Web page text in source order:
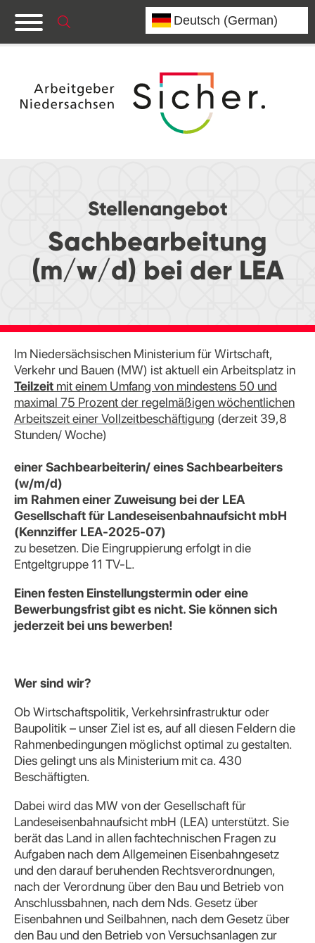
Stellenangebot
Sachbearbeitung
(m/w/d) bei der LEA
Im Niedersächsischen Ministerium für Wirtschaft,
Verkehr und Bauen (MW) ist aktuell ein Arbeitsplatz in
Teilzeit mit einem Umfang von mindestens 50 und
maximal 75 Prozent der regelmäßigen wöchentlichen
Arbeitszeit einer Vollzeitbeschäftigung (derzeit 39,8
Stunden/ Woche)
einer Sachbearbeiterin/ eines Sachbearbeiters
(w/m/d)
im Rahmen einer Zuweisung bei der LEA
Gesellschaft für Landeseisenbahnaufsicht mbH
(Kennziffer LEA-2025-07)
zu besetzen. Die Eingruppierung erfolgt in die
Entgeltgruppe 11 TV-L.
Einen festen Einstellungstermin oder eine
Bewerbungsfrist gibt es nicht. Sie können sich
jederzeit bei uns bewerben!
Wer sind wir?
Ob Wirtschaftspolitik, Verkehrsinfrastruktur oder
Baupolitik – unser Ziel ist es, auf all diesen Feldern die
Rahmenbedingungen möglichst optimal zu gestalten.
Dies gelingt uns als Ministerium mit ca. 430
Beschäftigten.
Dabei wird das MW von der Gesellschaft für
Landeseisenbahnaufsicht mbH (LEA) unterstützt. Sie
berät das Land in allen fachtechnischen Fragen zu
Aufgaben nach dem Allgemeinen Eisenbahngesetz
und den darauf beruhenden Rechtsverordnungen,
nach der Verordnung über den Bau und Betrieb von
Anschlussbahnen, nach dem Nds. Gesetz über
Eisenbahnen und Seilbahnen, nach dem Gesetz über
den Bau und den Betrieb von Versuchsanlagen zur